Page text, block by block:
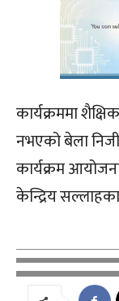
कार्यक्रममा
नभएको बेला
कार्यक्रम
केन्द्रिय